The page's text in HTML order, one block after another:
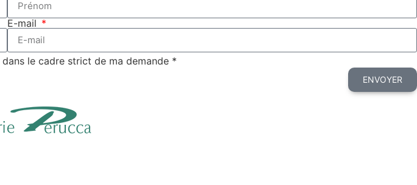
E-mail
le cadre strict de ma demande *
ENVOYER